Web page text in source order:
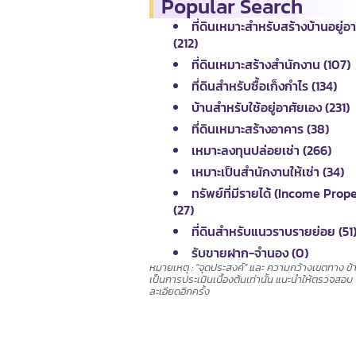
Popular Search
ที่ดินเหมาะสำหรับสร้างบ้านอยู่อ
(212)
ที่ดินเหมาะสร้างสำนักงาน (107)
ที่ดินสำหรับซื้อเก็งกำไร (134)
บ้านสำหรับใช้อยู่อาศัยเอง (231)
ที่ดินเหมาะสร้างอาคาร (38)
เหมาะลงทุนปล่อยเช่า (266)
เหมาะเป็นสำนักงานให้เช่า (34)
ทรัพย์ที่มีรายได้ (Income
(27)
ที่ดินสำหรับแนวราบรายย่อย (51)
รับขายฝาก-จำนอง (0)
หมายเหตุ : "จุดประสงค์" และ ความกว้างเขตทาง ข้
เป็นการประเมินเบื้องต้นเท่านั้น แนะนำให้ตรวจสอบ
ละเอียดอีกครั้ง